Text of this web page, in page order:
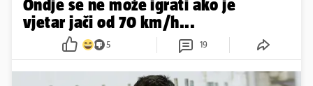
Ondje se ne može igrati ako je
vjetar jači od 70 km/h...
5 19